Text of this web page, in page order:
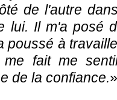
de l'autre
lui. Il m'a posé
poussé à
me fait me
de la confiance.»